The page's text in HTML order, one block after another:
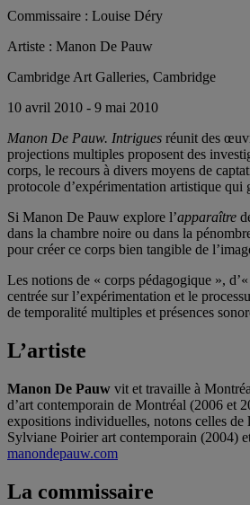
Commissaire : Louise Déry
Artiste : Manon De Pauw
Cambridge Art Galleries, Cambridge
10 avril 2010 - 9 mai 2010
Manon De Pauw. Intrigues réunit des
projections multiples proposent des
corps, le recours à divers moyens de
protocole d’expérimentation artistique qui
Si Manon De Pauw explore l’apparaître
dans la chambre noire ou dans la
pour créer ce corps bien tangible de
Les notions de « corps pédagogique »,
centrée sur l’expérimentation et le
de temporalité multiples et présences
L’artiste
Manon De Pauw vit et travaille à
d’art contemporain de Montréal (2006 et
expositions individuelles, notons celles
Sylviane Poirier art contemporain (2004)
manondepauw.com
La commissaire